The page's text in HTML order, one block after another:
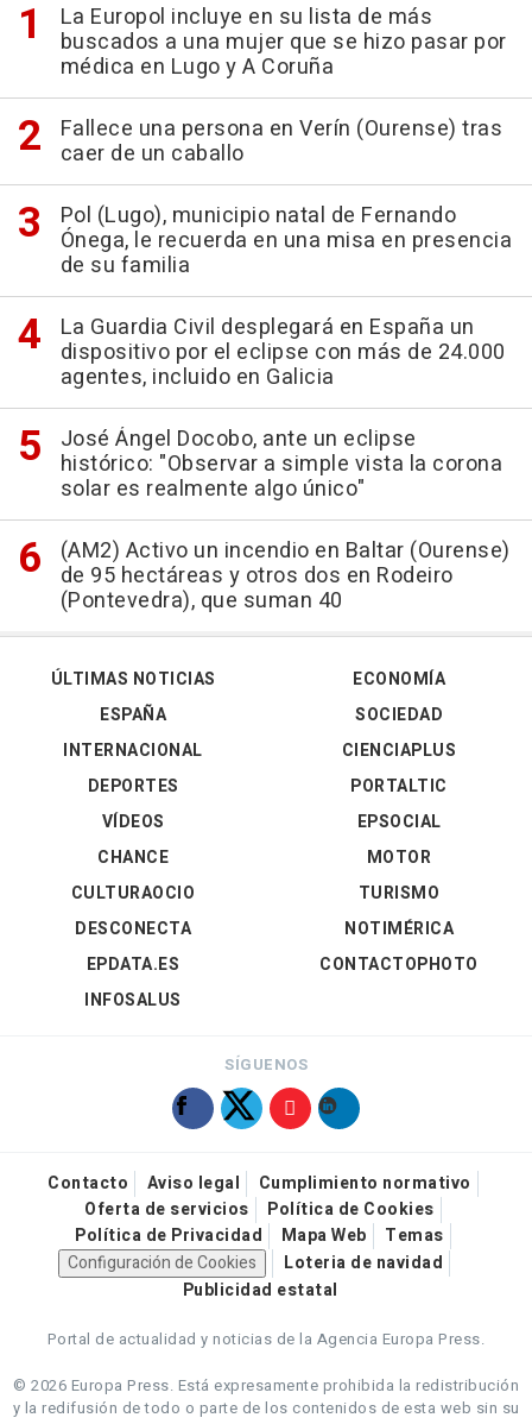
La Europol incluye en su lista de más
buscados a una mujer que se hizo pasar por
médica en Lugo y A Coruña
Fallece una persona en Verín (Ourense) tras
caer de un caballo
Pol (Lugo), municipio natal de Fernando
Ónega, le recuerda en una misa en presencia
de su familia
La Guardia Civil desplegará en España un
dispositivo por el eclipse con más de 24.000
agentes, incluido en Galicia
José Ángel Docobo, ante un eclipse
histórico: "Observar a simple vista la corona
solar es realmente algo único"
(AM2) Activo un incendio en Baltar (Ourense)
de 95 hectáreas y otros dos en Rodeiro
(Pontevedra), que suman 40
ÚLTIMAS NOTICIAS
ESPAÑA
INTERNACIONAL
DEPORTES
VÍDEOS
ECONOMÍA
SOCIEDAD
CIENCIAPLUS
PORTALTIC
EPSOCIAL
CHANCE
CULTURAOCIO
DESCONECTA
EPDATA.ES
INFOSALUS
MOTOR
TURISMO
NOTIMÉRICA
CONTACTOPHOTO
SÍGUENOS
Contacto Aviso legal
Cumplimiento normativo
Oferta de servicios
Política de Cookies
Política de Privacidad
Mapa Web
Temas
Configuración de Cookies
Loteria de navidad
Publicidad estatal
Portal de actualidad y noticias de la Agencia Europa Press.
© 2026 Europa Press. Está expresamente prohibida la redistribución
y la redifusión de todo o parte de los contenidos de esta web sin su